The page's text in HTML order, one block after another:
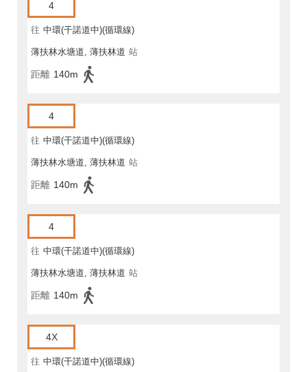
4
往 中環(干諾道中)(循環線)
薄扶林水塘道, 薄扶林道 站
距離 140m
4
往 中環(干諾道中)(循環線)
薄扶林水塘道, 薄扶林道 站
距離 140m
4
往 中環(干諾道中)(循環線)
薄扶林水塘道, 薄扶林道 站
距離 140m
4X
往 中環(干諾道中)(循環線)